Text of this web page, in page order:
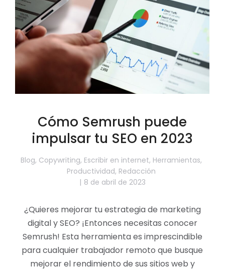
Cómo Semrush puede
impulsar tu SEO en 2023
Blog, Copywriting, Escribir en internet, Herramientas,
Productividad, Redacción
8 de abril de 2023
¿Quieres mejorar tu estrategia de marketing
digital y SEO? ¡Entonces necesitas conocer
Semrush! Esta herramienta es imprescindible
para cualquier trabajador remoto que busque
mejorar el rendimiento de sus sitios web y